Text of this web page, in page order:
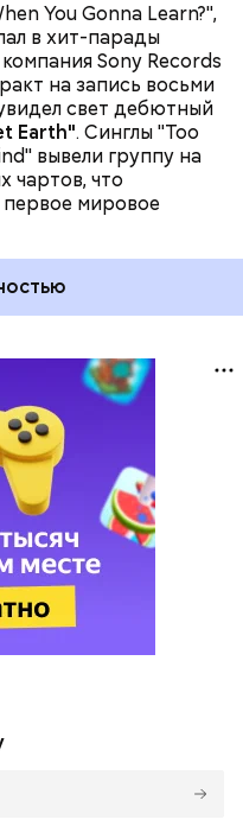
You Gonna Learn?",
в хит-парады
Sony Records
на запись восьми
свет дебютный
Earth". Синглы "Too
вывели группу на
чартов, что
первое мировое